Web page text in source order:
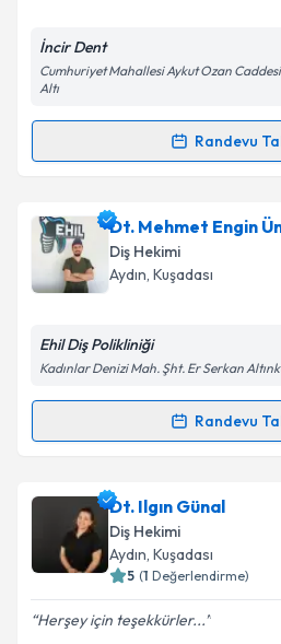
Kişisel verilerimin
'ni okudum ve
kapsamda işlenmesini
Takvim
İncir Dent
Cumhuriyet Mahallesi Aykut Ozan
Altı
Randevu
Randevu Takvimi Talebi
Dt. Eren Baktemeniçin
oluşturun. Size bu uzmandan
takvim hazırlandığında e-
Kişisel verilerimin
Metni'ni okudum ve
Takvim
Dt. Mehmet Engin
Diş Hekimi
Aydın, Kuşadası
Ehil Diş Polikliniği
Kadınlar Denizi Mah. Şht. Er Serkan
Randevu
Randevu Takvimi Talebi
Dt. Mehmet Engin Ünver
oluşturun. Size bu uzmandan
takvim hazırlandığında e-
Dt. Ilgın Günal
Diş Hekimi
Aydın, Kuşadası
5 (1 Değerlendirme)
Herşey için teşekkürler...